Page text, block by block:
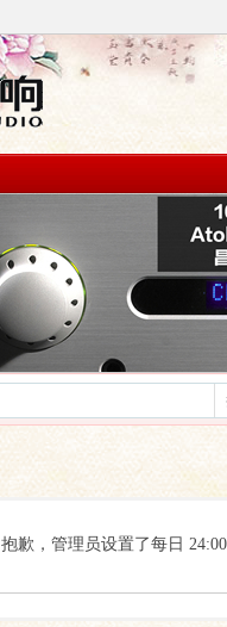
抱歉，管理员设置了每日